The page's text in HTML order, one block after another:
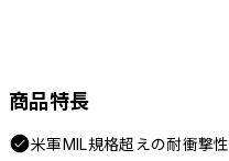
商品特長
米軍MIL規格超えの耐衝撃性